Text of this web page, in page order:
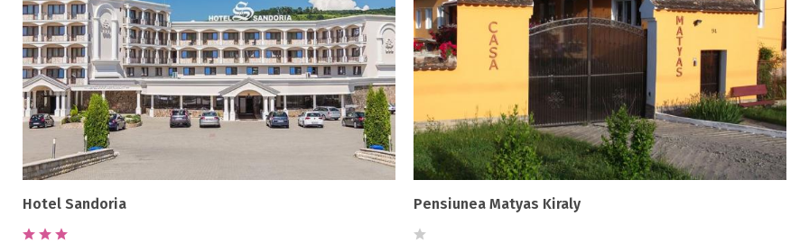
Hotel Sandoria Pensiunea Matyas Kiraly